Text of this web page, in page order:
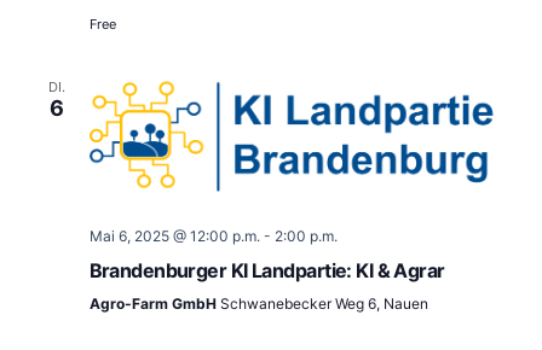
Free
DI.
6
Mai 6, 2025 @ 12:00 p.m. - 2:00 p.m.
Brandenburger KI Landpartie: KI & Agrar
Agro-Farm GmbH Schwanebecker Weg 6, Nauen